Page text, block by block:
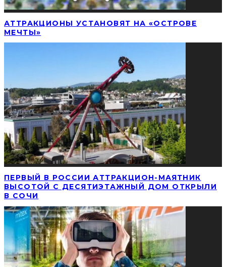
АТТРАКЦИОНЫ УСТАНОВЯТ НА «ОСТРОВЕ
МЕЧТЫ»
ПЕРВЫЙ В РОССИИ АТТРАКЦИОН-МАЯТНИК
ВЫСОТОЙ С ДЕСЯТИЭТАЖНЫЙ ДОМ ОТКРЫЛИ
В СОЧИ